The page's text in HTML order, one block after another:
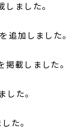
ました。
追加しました。
載しました。
た。
た。